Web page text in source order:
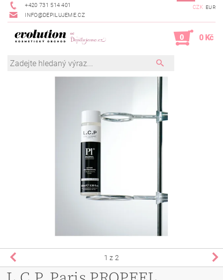
+420 731 514 401
INFO@DEPILUJEME.CZ
CZK EUR
0 0 Kč
1 z 2